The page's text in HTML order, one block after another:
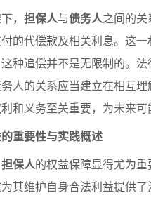
， 担保人与债务人之间的
的代偿款及相关利息。这
种追偿并不是无限制的。
人的关系应当建立在相互
和义务至关重要，为未来可
重要性与实践概述
担保人的权益保障显得尤为重
其维护自身合法利益提供